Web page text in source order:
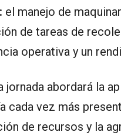
el manejo de
de tareas de
operativa y un
jornada abordará la
cada vez más
de recursos y la